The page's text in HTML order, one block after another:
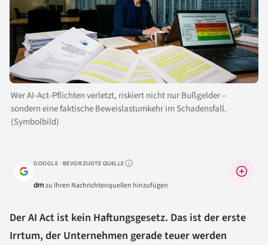
Wer AI-Act-Pflichten verletzt, riskiert nicht nur Bußgelder –
sondern eine faktische Beweislastumkehr im Schadensfall.
(Symbolbild)
GOOGLE · BEVORZUGTE QUELLEWarum lohnt sich das?
dmzu Ihren Nachrichtenquellen hinzufügen
Der AI Act ist kein Haftungsgesetz. Das ist der erste
Irrtum, der Unternehmen gerade teuer werden